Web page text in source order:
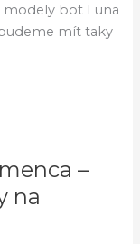
modely bot Luna
mít taky
–
na